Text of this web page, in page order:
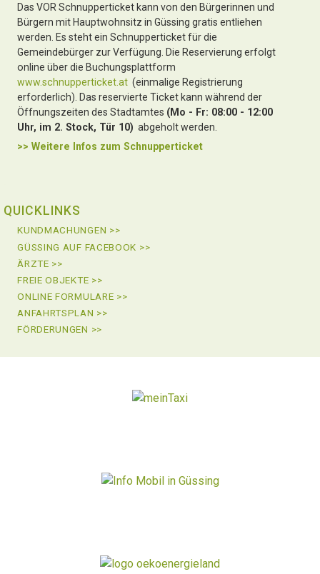
Das VOR Schnupperticket kann von den Bürgerinnen und
Bürgern mit Hauptwohnsitz in Güssing gratis entliehen
werden. Es steht ein Schnupperticket für die
Gemeindebürger zur Verfügung. Die Reservierung erfolgt
online über die Buchungsplattform
www.schnupperticket.at (einmalige Registrierung
erforderlich). Das reservierte Ticket kann während der
Öffnungszeiten des Stadtamtes (Mo - Fr: 08:00 - 12:00
Uhr, im 2. Stock, Tür 10) abgeholt werden.
>> Weitere Infos zum Schnupperticket
QUICKLINKS
KUNDMACHUNGEN >>
GÜSSING AUF FACEBOOK >>
ÄRZTE >>
FREIE OBJEKTE >>
ONLINE FORMULARE >>
ANFAHRTSPLAN >>
FÖRDERUNGEN >>